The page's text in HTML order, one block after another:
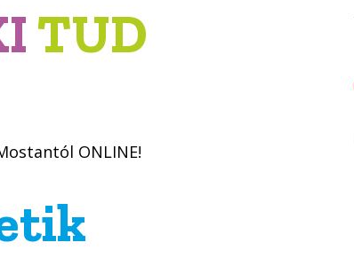
TUD
ONLINE!